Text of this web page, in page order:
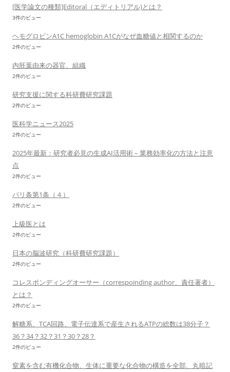
[医学論文の種類]Editoral（エディトリアル)とは？
3件のビュー
ヘモグロビンA1C hemoglobin A1Cがなぜ血糖値と相関するのか
2件のビュー
内胚葉由来の器官、組織
2件のビュー
研究支援に関する科研費研究課題
2件のビュー
医科学ニュース2025
2件のビュー
2025年最新：研究者必見の生成AI活用術 – 業務効率化の方法と注意
点
2件のビュー
パリ条第1条（４）
2件のビュー
上級医とは
2件のビュー
日本の脳波研究（科研費研究課題）
2件のビュー
コレスポンディングオーサー（correspoinding author、責任著者）
とは？
2件のビュー
解糖系、TCA回路、電子伝達系で産生されるATPの総数は38分子？
36？34？32？31？30？28？
2件のビュー
窒素を含む有機化合物、生体に重要な化合物の構造を全部、丸暗記